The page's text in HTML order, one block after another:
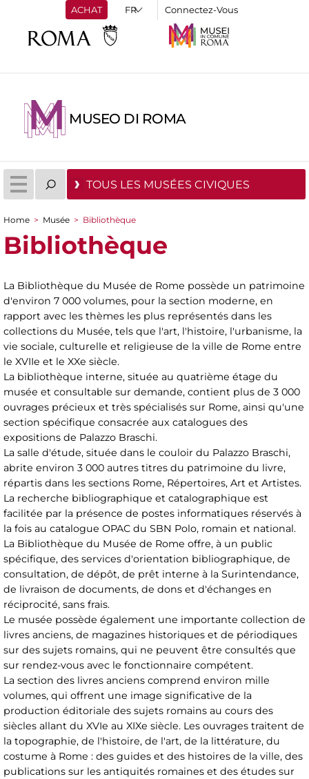
ACHAT Connectez-Vous
MUSEO DI ROMA
TOUS LES MUSÉES CIVIQUES
You are here
Home > Musée > Bibliothèque
Bibliothèque
La Bibliothèque du Musée de Rome possède un patrimoine
d'environ 7 000 volumes, pour la section moderne, en
rapport avec les thèmes les plus représentés dans les
collections du Musée, tels que l'art, l'histoire, l'urbanisme, la
vie sociale, culturelle et religieuse de la ville de Rome entre
le XVIIe et le XXe siècle.
La bibliothèque interne, située au quatrième étage du
musée et consultable sur demande, contient plus de 3 000
ouvrages précieux et très spécialisés sur Rome, ainsi qu'une
section spécifique consacrée aux catalogues des
expositions de Palazzo Braschi.
La salle d'étude, située dans le couloir du Palazzo Braschi,
abrite environ 3 000 autres titres du patrimoine du livre,
répartis dans les sections Rome, Répertoires, Art et Artistes.
La recherche bibliographique et catalographique est
facilitée par la présence de postes informatiques réservés à
la fois au catalogue OPAC du SBN Polo, romain et national.
La Bibliothèque du Musée de Rome offre, à un public
spécifique, des services d'orientation bibliographique, de
consultation, de dépôt, de prêt interne à la Surintendance,
de livraison de documents, de dons et d'échanges en
réciprocité, sans frais.
Le musée possède également une importante collection de
livres anciens, de magazines historiques et de périodiques
sur des sujets romains, qui ne peuvent être consultés que
sur rendez-vous avec le fonctionnaire compétent.
La section des livres anciens comprend environ mille
volumes, qui offrent une image significative de la
production éditoriale des sujets romains au cours des
siècles allant du XVIe au XIXe siècle. Les ouvrages traitent de
la topographie, de l'histoire, de l'art, de la littérature, du
costume à Rome : des guides et des histoires de la ville, des
publications sur les antiquités romaines et des études sur